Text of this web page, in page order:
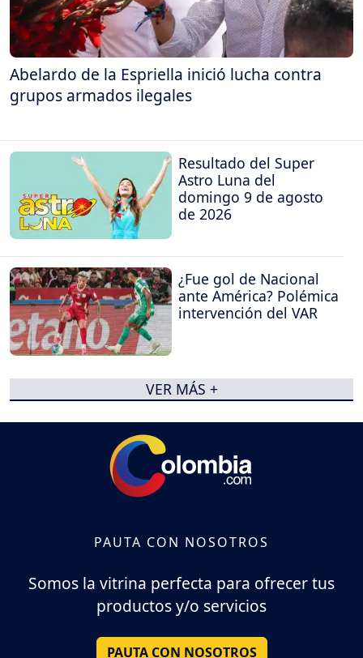
Abelardo de la Espriella inició lucha contra
grupos armados ilegales
Resultado del Super
Astro Luna del
domingo 9 de agosto
de 2026
¿Fue gol de Nacional
ante América? Polémica
intervención del VAR
VER MÁS +
PAUTA CON NOSOTROS
Somos la vitrina perfecta para ofrecer tus
productos y/o servicios
PAUTA CON NOSOTROS